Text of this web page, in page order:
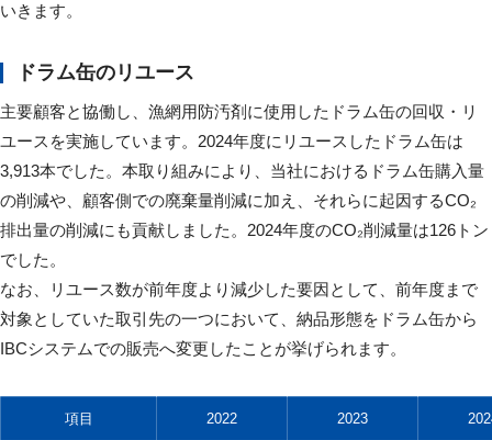
いきます。
ドラム缶のリユース
主要顧客と協働し、漁網用防汚剤に使用したドラム缶の回収・リ
ユースを実施しています。2024年度にリユースしたドラム缶は
3,913本でした。本取り組みにより、当社におけるドラム缶購入量
の削減や、顧客側での廃棄量削減に加え、それらに起因するCO₂
排出量の削減にも貢献しました。2024年度のCO₂削減量は126トン
でした。
なお、リユース数が前年度より減少した要因として、前年度まで
対象としていた取引先の一つにおいて、納品形態をドラム缶から
IBCシステムでの販売へ変更したことが挙げられます。
項目 2022 2023